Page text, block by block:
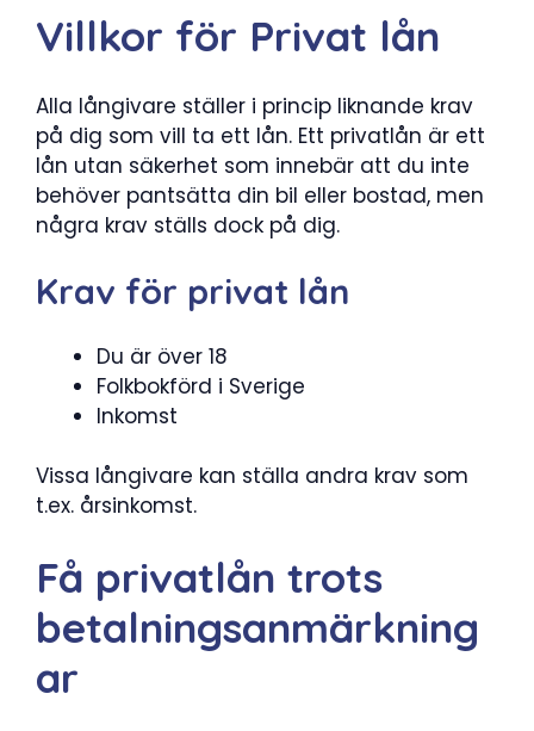
Villkor för Privat lån
Alla långivare ställer i princip liknande krav
på dig som vill ta ett lån. Ett privatlån är ett
lån utan säkerhet som innebär att du inte
behöver pantsätta din bil eller bostad, men
några krav ställs dock på dig.
Krav för privat lån
Du är över 18
Folkbokförd i Sverige
Inkomst
Vissa långivare kan ställa andra krav som
t.ex. årsinkomst.
Få privatlån trots
betalningsanmärkning
ar